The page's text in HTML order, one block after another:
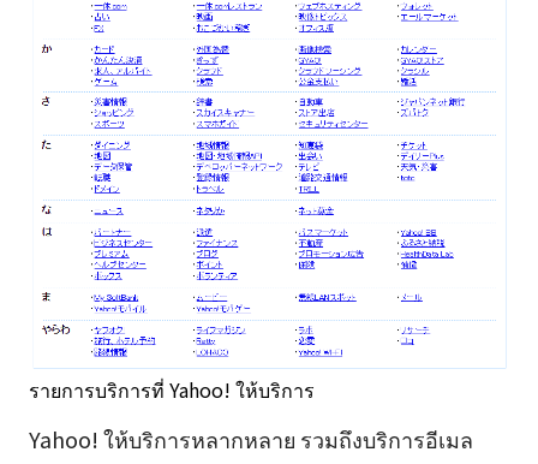
รายการบริการที่ Yahoo! ให้บริการ
Yahoo! ให้บริการหลากหลาย รวมถึงบริการอีเมล